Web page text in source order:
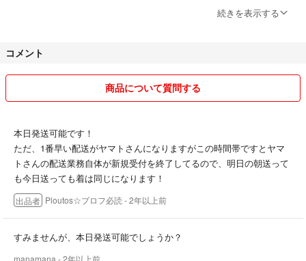
本革の商品につきましては、風合いが商品毎に異なります。在庫の写真
2024/1/25追記
でに届かないのはおかしいというクレームでしたが、発送準備自体2、
3日後になることもあります。また、提示した発送方法で価格設定もさ
理はありません。
2024/1/30追記
価格について。通常価格より高く売られて気分が悪いお取引でしたとい
う評価をいただきましたが、ご意見検討いたしません。こちらで設定し
た値段を出しても欲しいと思った方はご購入下さい。また、元の価格を
載せることは義務化されてない以上いたしません。どうしても損したく
ないならご自身で調べて下さい。
続きを表示する
コメント
商品について質問する
本日発送可能です！
ただ、1番早い配送がヤマトさんになりますがこの時間帯ですとヤマ
トさんの配送業務自体が新規受付を終了してるので、明日の朝送って
も今日送っても着は同じになります！
出品者 Ploutos☆プロフ必読 - 2年以上前
すみませんが、本日発送可能でしょうか？
manamana - 2年以上前